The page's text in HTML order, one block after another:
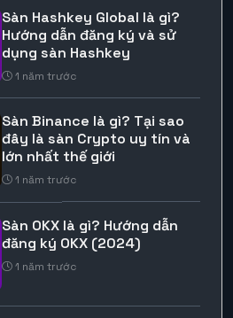
Sàn Hashkey Global là gì?
Hướng dẫn đăng ký và sử
dụng sàn Hashkey
1 năm trước
Sàn Binance là gì? Tại sao
đây là sàn Crypto uy tín và
lớn nhất thế giới
1 năm trước
Sàn OKX là gì? Hướng dẫn
đăng ký OKX (2024)
1 năm trước